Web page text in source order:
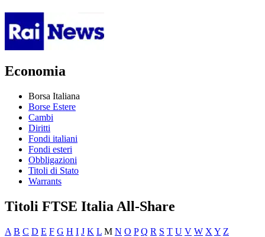
Economia
Borsa Italiana
Borse Estere
Cambi
Diritti
Fondi italiani
Fondi esteri
Obbligazioni
Titoli di Stato
Warrants
Titoli FTSE Italia All-Share
A B C D E F G H I J K L M N O P Q R S T U V W X Y Z